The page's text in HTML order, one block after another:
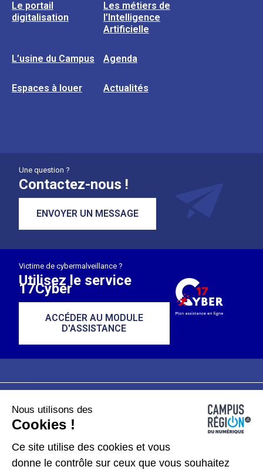
Le portail
digitalisation
Les métiers de
l’Intelligence
Artificielle
L’usine du Campus Agenda
Espaces à louer Actualités
Une question ?
Contactez-nous !
ENVOYER UN MESSAGE
Victime de cybermalveillance ?
Utilisez le service
17Cyber
ACCÉDER AU MODULE
D'ASSISTANCE
Plan du site
Données personnelles
Nous utilisons des
Cookies !
Ce site utilise des cookies et vous
donne le contrôle sur ceux que vous souhaitez